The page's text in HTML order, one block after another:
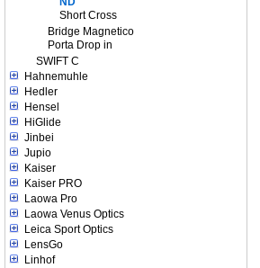
Short Cross
Bridge Magnetico
Porta Drop in
SWIFT C
Hahnemuhle
Hedler
Hensel
HiGlide
Jinbei
Jupio
Kaiser
Kaiser PRO
Laowa Pro
Laowa Venus Optics
Leica Sport Optics
LensGo
Linhof